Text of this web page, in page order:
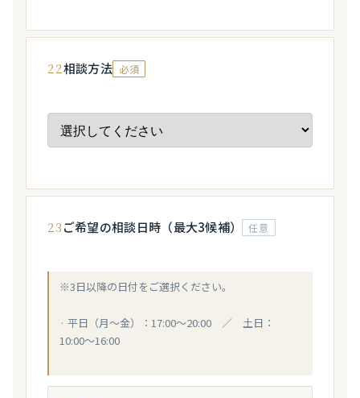
22相談方法 必須
23ご希望の相談日時（最大3候補） 任意
※3日以降の日付をご選択ください。
· 平日（月〜金）：17:00〜20:00 ／ 土日：
10:00〜16:00